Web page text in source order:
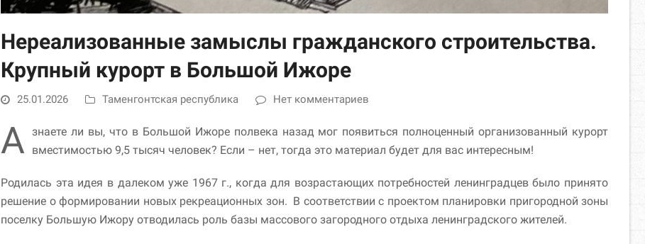
Нереализованные замыслы гражданского строительства.
Крупный курорт в Большой Ижоре
25.01.2026 Таменгонтская республика Нет комментариев
А
знаете ли вы, что в Большой Ижоре полвека назад мог появиться полноценный организованный курорт
вместимостью 9,5 тысяч человек? Если – нет, тогда это материал будет для вас интересным!
Родилась эта идея в далеком уже 1967 г., когда для возрастающих потребностей ленинградцев было принято
решение о формировании новых рекреационных зон. В соответствии с проектом планировки пригородной зоны
поселку Большую Ижору отводилась роль базы массового загородного отдыха ленинградского жителей.
функциональность
и структуру веб-
сайта, исходя из
используется.
Пользовательский
Для обеспечения
максимально
эффективной работы
нашего сайта во
время вашего